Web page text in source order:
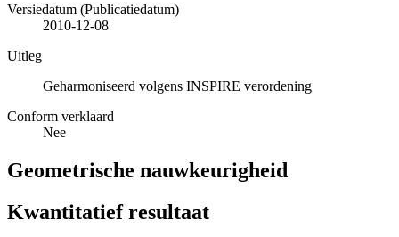
Versiedatum (Publicatiedatum)
2010-12-08
Uitleg
Geharmoniseerd volgens INSPIRE verordening
Conform verklaard
Nee
Geometrische nauwkeurigheid
Kwantitatief resultaat